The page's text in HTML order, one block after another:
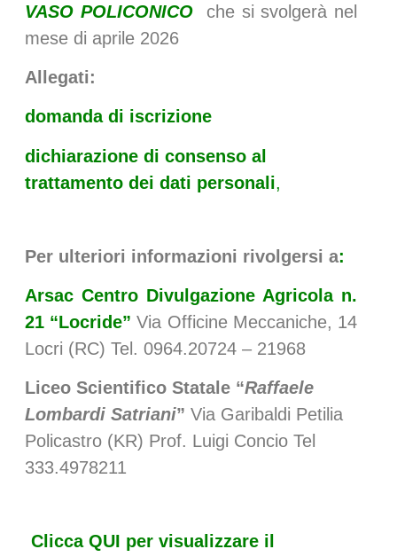
VASO POLICONICO
che si svolgerà nel
mese di aprile 2026
Allegati:
domanda di iscrizione
dichiarazione di consenso al
trattamento dei dati personali,
Per ulteriori informazioni rivolgersi a:
Arsac Centro Divulgazione Agricola n.
21 “Locride”Via Officine Meccaniche, 14
Locri (RC) Tel. 0964.20724 – 21968
Liceo Scientifico Statale “Raffaele
Lombardi Satriani” Via Garibaldi Petilia
Policastro (KR) Prof. Luigi Concio Tel
333.4978211
Clicca QUI per visualizzare il